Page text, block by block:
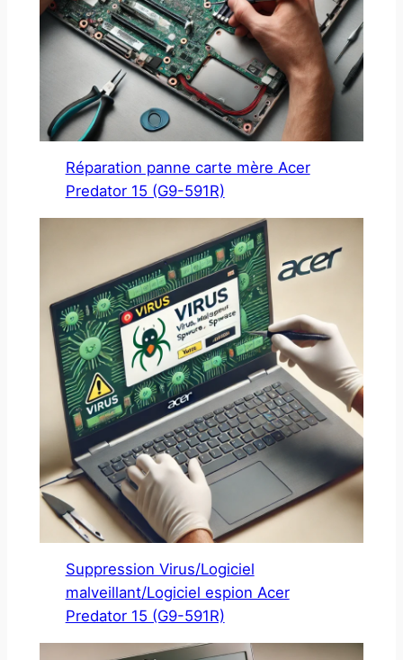
Réparation panne carte mère Acer
Predator 15 (G9-591R)
Suppression Virus/Logiciel
malveillant/Logiciel espion Acer
Predator 15 (G9-591R)